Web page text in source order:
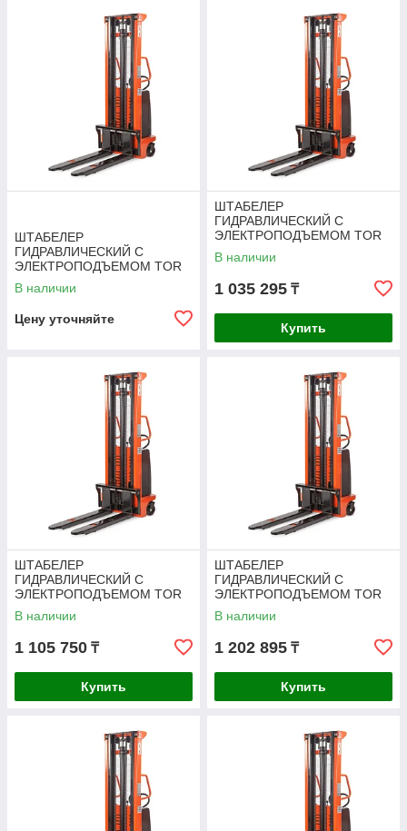
ШТАБЕЛЕР
ГИДРАВЛИЧЕСКИЙ С
ЭЛЕКТРОПОДЪЕМОМ TOR
10/35, 1 Т 3,5 М (CTD)
В наличии
Цену уточняйте
ШТАБЕЛЕР
ГИДРАВЛИЧЕСКИЙ С
ЭЛЕКТРОПОДЪЕМОМ TOR
15/16, 1,5 Т 1,6 М (CTD)
В наличии
1 035 295 ₸
Купить
ШТАБЕЛЕР
ГИДРАВЛИЧЕСКИЙ С
ЭЛЕКТРОПОДЪЕМОМ TOR
15/20, 1,5 Т 2,0 М (CTD)
В наличии
1 105 750 ₸
Купить
ШТАБЕЛЕР
ГИДРАВЛИЧЕСКИЙ С
ЭЛЕКТРОПОДЪЕМОМ TOR
15/25, 1,5 Т 2,5 М (CTD)
В наличии
1 202 895 ₸
Купить